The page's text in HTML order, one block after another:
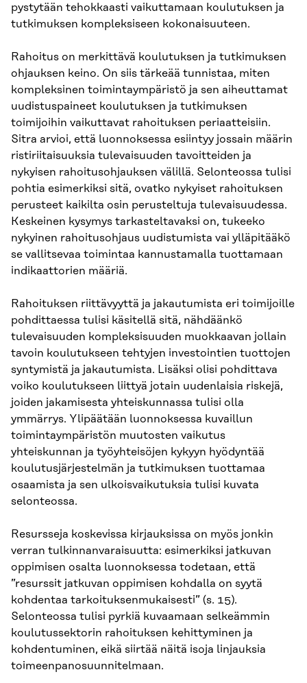
pystytään tehokkaasti vaikuttamaan koulutuksen ja
tutkimuksen kompleksiseen kokonaisuuteen.
Rahoitus on merkittävä koulutuksen ja tutkimuksen
ohjauksen keino. On siis tärkeää tunnistaa, miten
kompleksinen toimintaympäristö ja sen aiheuttamat
uudistuspaineet koulutuksen ja tutkimuksen
toimijoihin vaikuttavat rahoituksen periaatteisiin.
Sitra arvioi, että luonnoksessa esiintyy jossain määrin
ristiriitaisuuksia tulevaisuuden tavoitteiden ja
nykyisen rahoitusohjauksen välillä. Selonteossa tulisi
pohtia esimerkiksi sitä, ovatko nykyiset rahoituksen
perusteet kaikilta osin perusteltuja tulevaisuudessa.
Keskeinen kysymys tarkasteltavaksi on, tukeeko
nykyinen rahoitusohjaus uudistumista vai ylläpitääkö
se vallitsevaa toimintaa kannustamalla tuottamaan
indikaattorien määriä.
Rahoituksen riittävyyttä ja jakautumista eri toimijoille
pohdittaessa tulisi käsitellä sitä, nähdäänkö
tulevaisuuden kompleksisuuden muokkaavan jollain
tavoin koulutukseen tehtyjen investointien tuottojen
syntymistä ja jakautumista. Lisäksi olisi pohdittava
voiko koulutukseen liittyä jotain uudenlaisia riskejä,
joiden jakamisesta yhteiskunnassa tulisi olla
ymmärrys. Ylipäätään luonnoksessa kuvaillun
toimintaympäristön muutosten vaikutus
yhteiskunnan ja työyhteisöjen kykyyn hyödyntää
koulutusjärjestelmän ja tutkimuksen tuottamaa
osaamista ja sen ulkoisvaikutuksia tulisi kuvata
selonteossa.
Resursseja koskevissa kirjauksissa on myös jonkin
verran tulkinnanvaraisuutta: esimerkiksi jatkuvan
oppimisen osalta luonnoksessa todetaan, että
”resurssit jatkuvan oppimisen kohdalla on syytä
kohdentaa tarkoituksenmukaisesti” (s. 15).
Selonteossa tulisi pyrkiä kuvaamaan selkeämmin
koulutussektorin rahoituksen kehittyminen ja
kohdentuminen, eikä siirtää näitä isoja linjauksia
toimeenpanosuunnitelmaan.